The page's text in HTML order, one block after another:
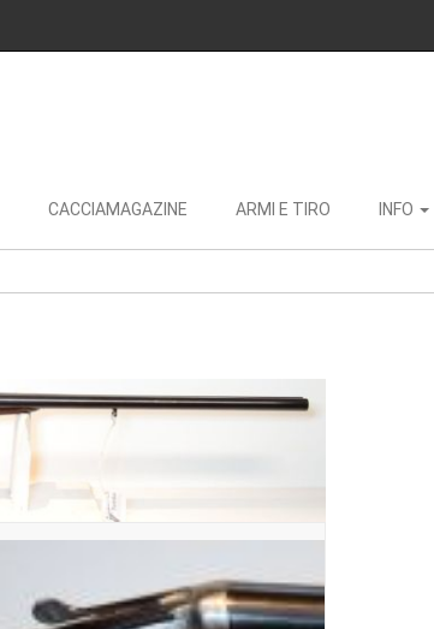
CACCIAMAGAZINE ARMI E TIRO INFO